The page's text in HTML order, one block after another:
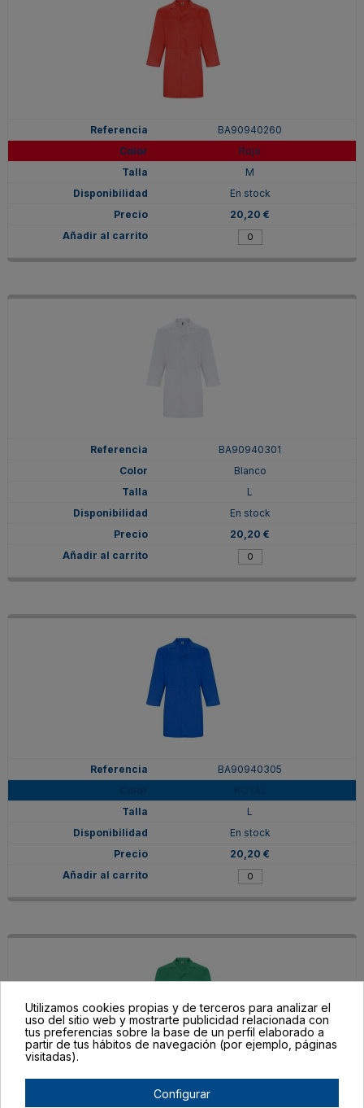
BA90940260
Rojo
M
En stock
20,20 €
BA90940301
Blanco
L
En stock
20,20 €
BA90940305
L
En stock
20,20 €
Utilizamos cookies propias y de terceros para analizar el
uso del sitio web y mostrarte publicidad relacionada con
tus preferencias sobre la base de un perfil elaborado a
partir de tus hábitos de navegación (por ejemplo, páginas
visitadas).
Configurar